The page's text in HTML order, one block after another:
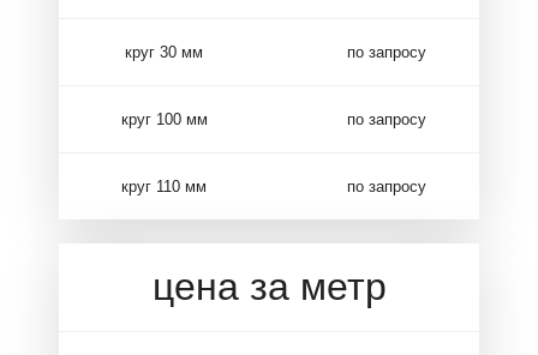
круг 30 мм по запросу
круг 100 мм по запросу
круг 110 мм по запросу
цена за метр